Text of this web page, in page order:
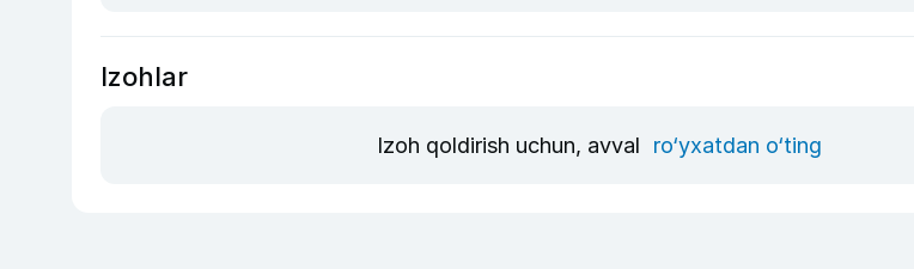
Izohlar
Izoh qoldirish uchun, avval ro‘yxatdan o‘ting